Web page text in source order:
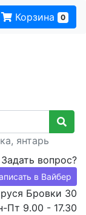
Корзина 0
янтарь
Задать вопрос?
в Вайбер
Бровки 30
Пт 9.00 - 17.30